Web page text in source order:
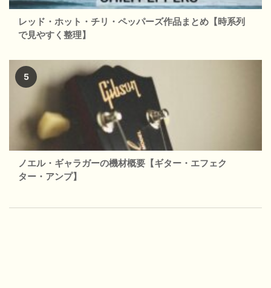
レッド・ホット・チリ・ペッパーズ作品まとめ【時系列
で見やすく整理】
ノエル・ギャラガーの機材概要【ギター・エフェク
ター・アンプ】